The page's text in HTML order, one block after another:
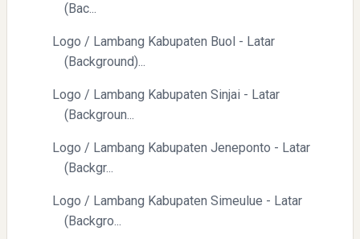
Mengenal Dampak Kenaikan Suku Bunga terhadap Bitcoin
(BTC) dan Ekonomi Global
(Bac...
Logo / Lambang Kabupaten Buol - Latar
(Background)...
Logo / Lambang Kabupaten Sinjai - Latar
(Backgroun...
Logo / Lambang Kabupaten Jeneponto - Latar
(Backgr...
Logo / Lambang Kabupaten Simeulue - Latar
(Backgro...